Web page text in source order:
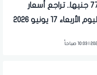
الكيلو بـ77 جنيها.. تراجع أسعار
الدواجن اليوم الأربعاء 17 يونيو 2026